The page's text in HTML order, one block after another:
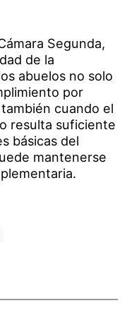
Segunda,
de la
abuelos no solo
por
cuando el
resulta suficiente
básicas del
mantenerse